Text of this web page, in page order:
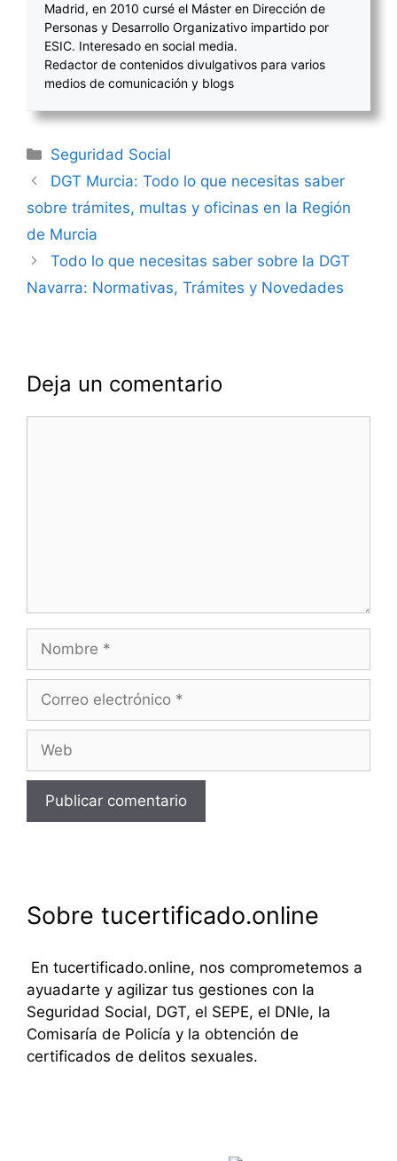
Madrid, en 2010 cursé el Máster en Dirección de
Personas y Desarrollo Organizativo impartido por
ESIC. Interesado en social media.
Redactor de contenidos divulgativos para varios
medios de comunicación y blogs
Categorías
Seguridad Social
Navegación
de
DGT Murcia: Todo lo que necesitas saber
sobre trámites, multas y oficinas en la Región
de Murcia
Todo lo que necesitas saber sobre la DGT
Navarra: Normativas, Trámites y Novedades
Deja un comentario
Nombre
Correo
Web
Sobre tucertificado.online
En tucertificado.online, nos comprometemos a
ayuadarte y agilizar tus gestiones con la
Seguridad Social, DGT, el SEPE, el DNIe, la
Comisaría de Policía y la obtención de
certificados de delitos sexuales.